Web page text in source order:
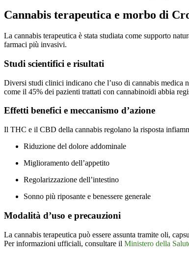
Cannabis terapeutica e morbo di
La cannabis terapeutica è stata studiata come supporto
farmaci più invasivi.
Studi scientifici e risultati
Diversi studi clinici indicano che l’uso di cannabis
come il 45% dei pazienti trattati con cannabinoidi abbia
Effetti benefici e meccanismo d’azione
Il THC e il CBD della cannabis regolano la risposta
Riduzione del dolore addominale
Miglioramento dell’appetito
Regolarizzazione dell’intestino
Sonno più riposante e benessere generale
Modalità d’uso e precauzioni
La cannabis terapeutica può essere assunta tramite oli,
Per informazioni ufficiali, consultare il Ministero della